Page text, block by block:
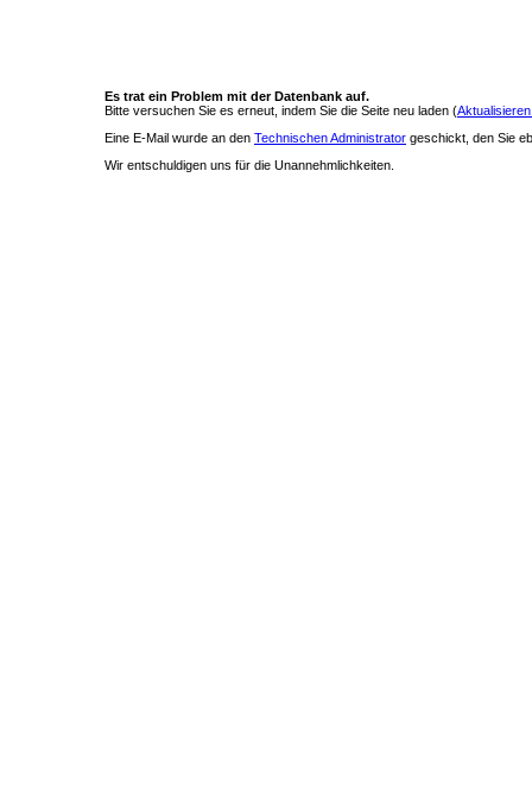
Es trat ein Problem mit der Datenbank auf.
Bitte versuchen Sie es erneut, indem Sie die Seite neu laden (
Eine E-Mail wurde an den Technischen Administrator geschickt, den Sie
Wir entschuldigen uns für die Unannehmlichkeiten.